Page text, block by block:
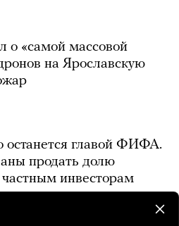
о «самой массовой
на Ярославскую
главой ФИФА.
продать долю
инвесторам